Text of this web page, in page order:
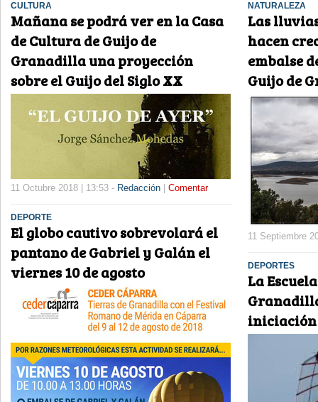
CULTURA
Mañana se podrá ver en la Casa
de Cultura de Guijo de
Granadilla una proyección
sobre el Guijo del Siglo XX
11 Octubre 2018 | 13:53 - Redacción Comentar
DEPORTE
El globo cautivo sobrevolará el
pantano de Gabriel y Galán el
viernes 10 de agosto
NATURALEZA
Las
hacen
embalse
Guijo de
11 Septiembre
DEPORTES
La
iniciación